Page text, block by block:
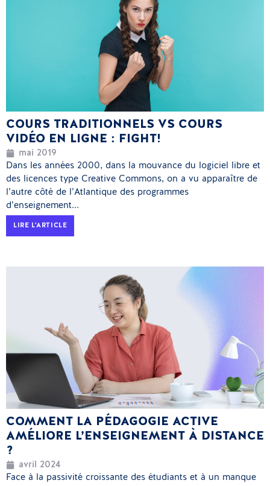
COURS TRADITIONNELS VS COURS
VIDÉO EN LIGNE : FIGHT!
mai 2019
Dans les années 2000, dans la mouvance du logiciel libre et
des licences type Creative Commons, on a vu apparaître de
l’autre côté de l’Atlantique des programmes
d’enseignement...
LIRE L'ARTICLE
COMMENT LA PÉDAGOGIE ACTIVE
AMÉLIORE L’ENSEIGNEMENT À DISTANCE
?
avril 2024
Face à la passivité croissante des étudiants et à un manque